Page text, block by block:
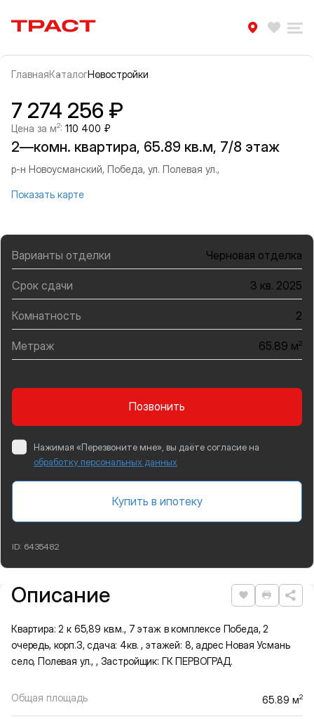
Траст | Служба недвижимости
ГлавнаяКаталогНовостройки
Информация об объекте
Галерея
7 274 256 ₽
Цена за м2: 110 400 ₽
2—комн. квартира, 65.89 кв.м, 7/8 этаж
р-н Новоусманский, Победа, ул. Полевая ул.,
Показать карте
Варианты отделки Черновая отделка
Срок сдачи 3 кв. 2025
Комнатность 2
Метраж 65.89 м2
Позвонить
Нажимая «Перезвоните мне», вы даёте согласие на
обработку персональных данных
Купить в ипотеку
ID: 6435482
Подробная информация
Описание Нравится
Квартира: 2 к 65,89 кв.м., 7 этаж в комплексе Победа, 2
очередь, корп.3, сдача: 4кв. , этажей: 8, адрес Новая Усмань
село, Полевая ул., , Застройщик: ГК ПЕРВОГРАД.
Общая площадь 65.89 м2